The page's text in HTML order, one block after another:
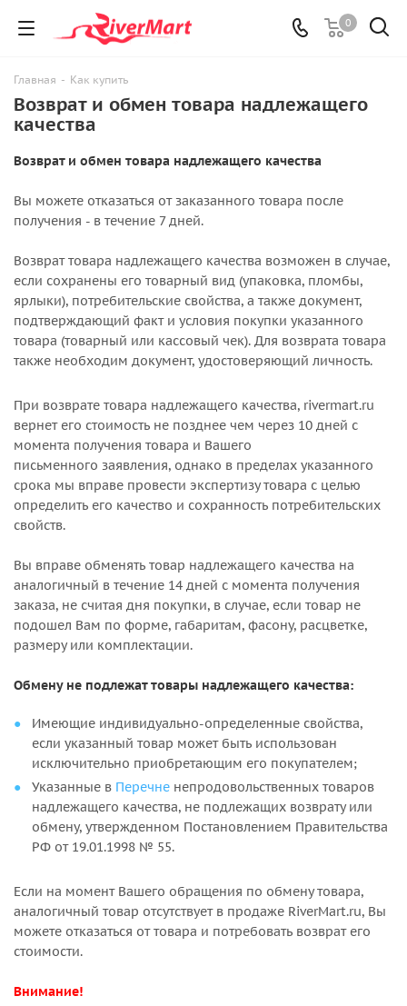
0
Главная - Как купить
Возврат и обмен товара надлежащего
качества
Возврат и обмен товара надлежащего качества
Вы можете отказаться от заказанного товара после
получения - в течение 7 дней.
Возврат товара надлежащего качества возможен в случае,
если сохранены его товарный вид (упаковка, пломбы,
ярлыки), потребительские свойства, а также документ,
подтверждающий факт и условия покупки указанного
товара (товарный или кассовый чек). Для возврата товара
также необходим документ, удостоверяющий личность.
При возврате товара надлежащего качества, rivermart.ru
вернет его стоимость не позднее чем через 10 дней с
момента получения товара и Вашего
письменного заявления, однако в пределах указанного
срока мы вправе провести экспертизу товара с целью
определить его качество и сохранность потребительских
свойств.
Вы вправе обменять товар надлежащего качества на
аналогичный в течение 14 дней с момента получения
заказа, не считая дня покупки, в случае, если товар не
подошел Вам по форме, габаритам, фасону, расцветке,
размеру или комплектации.
Обмену не подлежат товары надлежащего качества:
Имеющие индивидуально-определенные свойства,
если указанный товар может быть использован
исключительно приобретающим его покупателем;
Указанные в Перечне непродовольственных товаров
надлежащего качества, не подлежащих возврату или
обмену, утвержденном Постановлением Правительства
РФ от 19.01.1998 № 55.
Если на момент Вашего обращения по обмену товара,
аналогичный товар отсутствует в продаже RiverMart.ru, Вы
можете отказаться от товара и потребовать возврат его
стоимости.
Внимание!